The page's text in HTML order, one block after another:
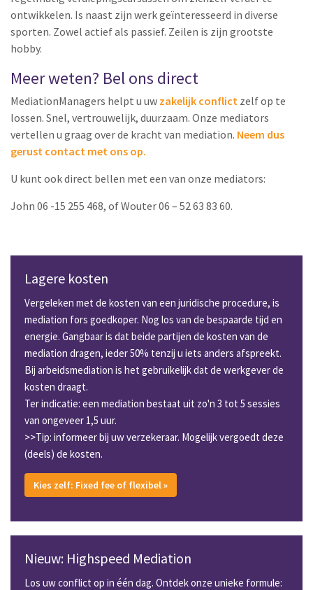
ontwikkelen. Is naast zijn werk geïnteresseerd in diverse
sporten. Zowel actief als passief. Zeilen is zijn grootste
hobby.
Meer weten? Bel ons direct
MediationManagers helpt u uw zakelijk conflict zelf op te
lossen. Snel, vertrouwelijk, duurzaam. Onze mediators
vertellen u graag over de kracht van mediation. Neem dus
gerust contact met ons op.
U kunt ook direct bellen met een van onze mediators:
John 06 -15 255 468, of Wouter 06 – 52 63 83 60.
Lagere kosten
Vergeleken met de kosten van een juridische procedure, is
mediation fors goedkoper. Nog los van de bespaarde tijd en
energie. Gangbaar is dat beide partijen de kosten van de
mediation dragen, ieder 50% tenzij u iets anders afspreekt.
Bij arbeidsmediation is het gebruikelijk dat de werkgever de
kosten draagt.
Ter indicatie: een mediation bestaat uit zo'n 3 tot 5 sessies
van ongeveer 1,5 uur.
>>Tip: informeer bij uw verzekeraar. Mogelijk vergoedt deze
(deels) de kosten.
Kies zelf: Fixed fee of flexibel »
Nieuw: Highspeed Mediation
Los uw conflict op in één dag. Ontdek onze unieke formule: